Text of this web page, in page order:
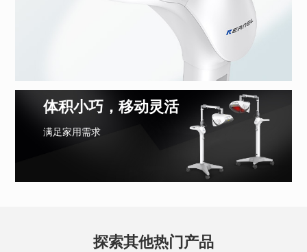
体积小巧，移动灵活
满足家用需求
探索其他热门产品